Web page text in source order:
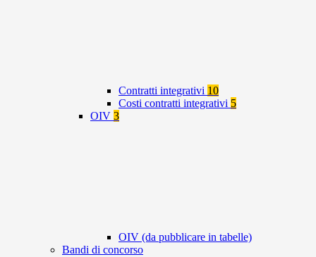
Contratti integrativi 10
Costi contratti integrativi 5
OIV 3
OIV (da pubblicare in tabelle)
Bandi di concorso